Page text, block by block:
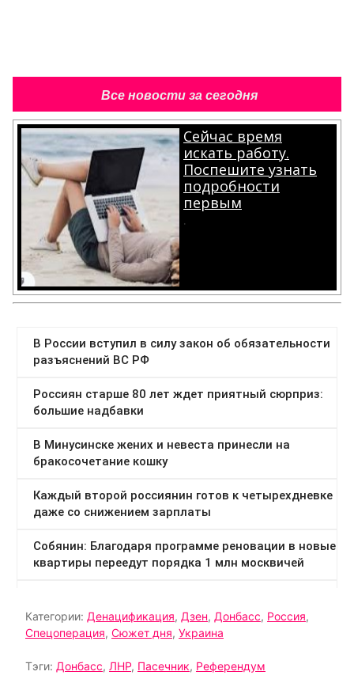
Все новости за сегодня
Сейчас время
искать работу.
Поспешите узнать
подробности
первым
.
Категории: Денацификация, Дзен, Донбасс, Россия,
Спецоперация, Сюжет дня, Украина
Тэги: Донбасс, ЛНР, Пасечник, Референдум